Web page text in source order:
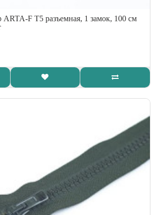
ARTA-F Т5 разъемная, 1 замок, 100 см